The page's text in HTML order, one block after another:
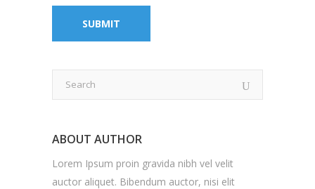
ABOUT AUTHOR
Lorem Ipsum proin gravida nibh vel velit
auctor aliquet. Bibendum auctor, nisi elit